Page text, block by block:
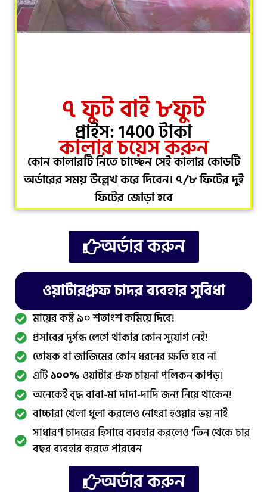
৭ ফুট বাই ৮ফুট
প্রাইস: 1400 টাকা
কালার চয়েস করুন
কোন কালারটি নিতে চাচ্ছেন সেই কালার কোডটি
অর্ডারের সময় উল্লেখ করে দিবেন। ৭/৮ ফিটের দুই
ফিটের জোড়া হবে
অর্ডার করুন
ওয়াটারপ্রুফ চাদর ব্যবহার সুবিধা
মায়ের কষ্ট ৯০ শতাংশ কমিয়ে দিবে!
প্রসাবের দুর্গন্ধ লেগে থাকার কোন সুযোগ নেই!
তোষক বা জাজিমের কোন ধরনের ক্ষতি হবে না
এটি১০০% ওয়াটার প্রুফ চায়না পলিকন কাপড়।
অনেকেই বৃদ্ধ বাবা-মা দাদা-দাদি জন্য নিয়ে থাকেন!
বাচ্চারা খেলা ধুলা করলেও নোংরা হওয়ার ভয় নাই
সাধারণ চাদরের হিসাবে ব্যবহার করলেও 'তিন থেকে চার
বছর ব্যবহার করতে পারবেন
অর্ডার করুন